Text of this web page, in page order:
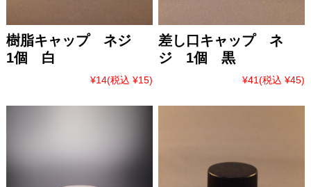
樹脂キャップ ネジ
1個 白
¥14(税込 ¥15)
差し口キャップ ネ
ジ 1個 黒
¥41(税込 ¥45)